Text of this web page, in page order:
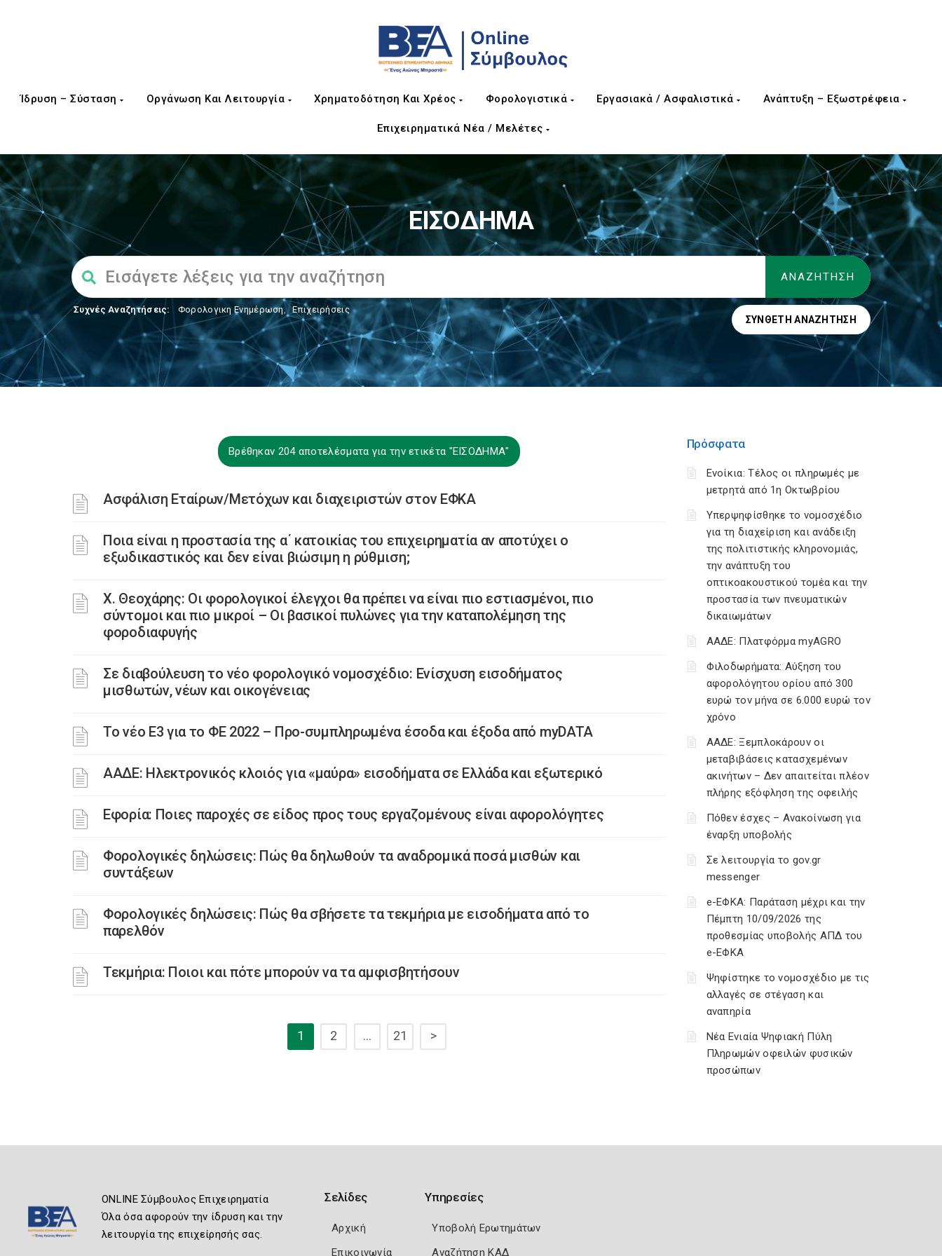
Ίδρυση – Σύσταση Οργάνωση Και Λειτουργία Χρηματοδότηση Και Χρέος Φορολογιστικά Εργασιακά / Ασφαλιστικά Ανάπτυξη – Εξωστρέφεια
Επιχειρηματικά Νέα / Μελέτες
ΕΙΣΟΔΗΜΑ
Συχνές Αναζητήσεις: Φορολογικη Ενημέρωση, Επιχειρήσεις
ΣΎΝΘΕΤΗ ΑΝΑΖΉΤΗΣΗ
Βρέθηκαν 204 αποτελέσματα για την ετικέτα "ΕΙΣΟΔΗΜΑ"
Ασφάλιση Εταίρων/Μετόχων και διαχειριστών στον ΕΦΚΑ
Ποια είναι η προστασία της α΄ κατοικίας του επιχειρηματία αν αποτύχει ο
εξωδικαστικός και δεν είναι βιώσιμη η ρύθμιση;
Χ. Θεοχάρης: Οι φορολογικοί έλεγχοι θα πρέπει να είναι πιο εστιασμένοι, πιο
σύντομοι και πιο μικροί – Οι βασικοί πυλώνες για την καταπολέμηση της
φοροδιαφυγής
Σε διαβούλευση το νέο φορολογικό νομοσχέδιο: Ενίσχυση εισοδήματος
μισθωτών, νέων και οικογένειας
Το νέο Ε3 για το ΦΕ 2022 – Προ-συμπληρωμένα έσοδα και έξοδα από myDATA
ΑΑΔΕ: Ηλεκτρονικός κλοιός για «μαύρα» εισοδήματα σε Ελλάδα και εξωτερικό
Εφορία: Ποιες παροχές σε είδος προς τους εργαζομένους είναι αφορολόγητες
Φορολογικές δηλώσεις: Πώς θα δηλωθούν τα αναδρομικά ποσά μισθών και
συντάξεων
Φορολογικές δηλώσεις: Πώς θα σβήσετε τα τεκμήρια με εισοδήματα από το
παρελθόν
Τεκμήρια: Ποιοι και πότε μπορούν να τα αμφισβητήσουν
1 2 … 21 >
Πρόσφατα
Ενοίκια: Τέλος οι πληρωμές με
μετρητά από 1η Οκτωβρίου
Υπερψηφίσθηκε το νομοσχέδιο
για τη διαχείριση και ανάδειξη
της πολιτιστικής κληρονομιάς,
την ανάπτυξη του
οπτικοακουστικού τομέα και την
προστασία των πνευματικών
δικαιωμάτων
ΑΑΔΕ: Πλατφόρμα myAGRO
Φιλοδωρήματα: Αύξηση του
αφορολόγητου ορίου από 300
ευρώ τον μήνα σε 6.000 ευρώ τον
χρόνο
ΑΑΔΕ: Ξεμπλοκάρουν οι
μεταβιβάσεις κατασχεμένων
ακινήτων – Δεν απαιτείται πλέον
πλήρης εξόφληση της οφειλής
Πόθεν έσχες – Ανακοίνωση για
έναρξη υποβολής
Σε λειτουργία το gov.gr
messenger
e-ΕΦΚΑ: Παράταση μέχρι και την
Πέμπτη 10/09/2026 της
προθεσμίας υποβολής ΑΠΔ του
e-ΕΦΚΑ
Ψηφίστηκε το νομοσχέδιο με τις
αλλαγές σε στέγαση και
αναπηρία
Νέα Ενιαία Ψηφιακή Πύλη
Πληρωμών οφειλών φυσικών
προσώπων
ONLINE Σύμβουλος Επιχειρηματία
Όλα όσα αφορούν την ίδρυση και την
λειτουργία της επιχείρησής σας.
Σελίδες
Αρχική
Επικοινωνία
Υπηρεσίες
Υποβολή Ερωτημάτων
Αναζήτηση ΚΑΔ